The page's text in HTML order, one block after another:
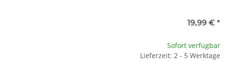
19,99 € *
Sofort verfügbar
Lieferzeit: 2 - 5 Werktage